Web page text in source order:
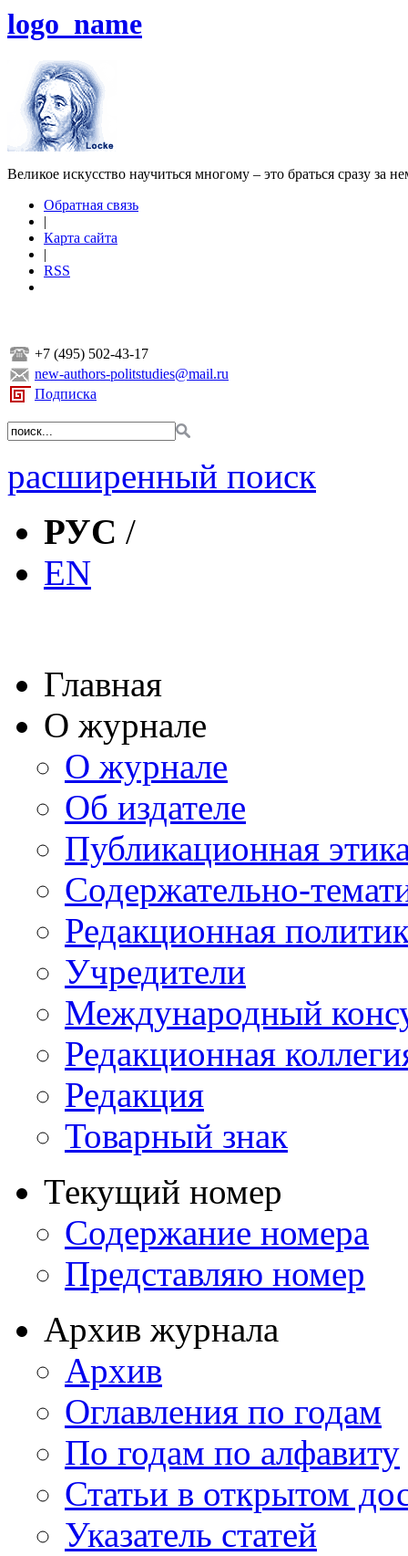
logo_name
Великое искусство научиться многому – это браться сразу за
Обратная связь
|
Карта сайта
|
RSS
+7 (495) 502-43-17
new-authors-politstudies@mail.ru
Подписка
расширенный поиск
РУС /
EN
Главная
О журнале
О журнале
Об издателе
Публикационная
Содержательно-
Редакционная
Учредители
Международный
Редакционная
Редакция
Товарный знак
Текущий номер
Содержание номера
Представляю номер
Архив журнала
Архив
Оглавления по годам
По годам по алфавиту
Статьи в открытом
Указатель статей